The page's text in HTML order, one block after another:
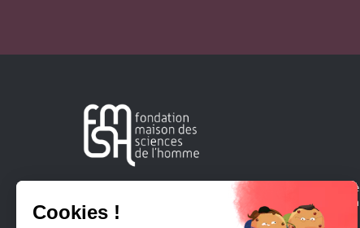
Créée en 1963, la Fondation Maison Sciences de l'Homme
soutient la recherche et la diffusion des connaissances en
sciences humaines et sociales.